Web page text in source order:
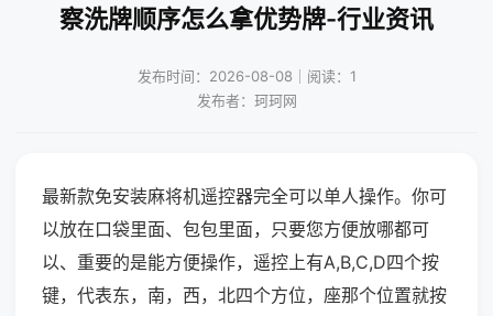
察洗牌顺序怎么拿优势牌-行业资讯
发布时间：2026-08-08｜阅读：1
发布者：珂珂网
最新款免安装麻将机遥控器完全可以单人操作。你可
以放在口袋里面、包包里面，只要您方便放哪都可
以、重要的是能方便操作，遥控上有A,B,C,D四个按
键，代表东，南，西，北四个方位，座那个位置就按